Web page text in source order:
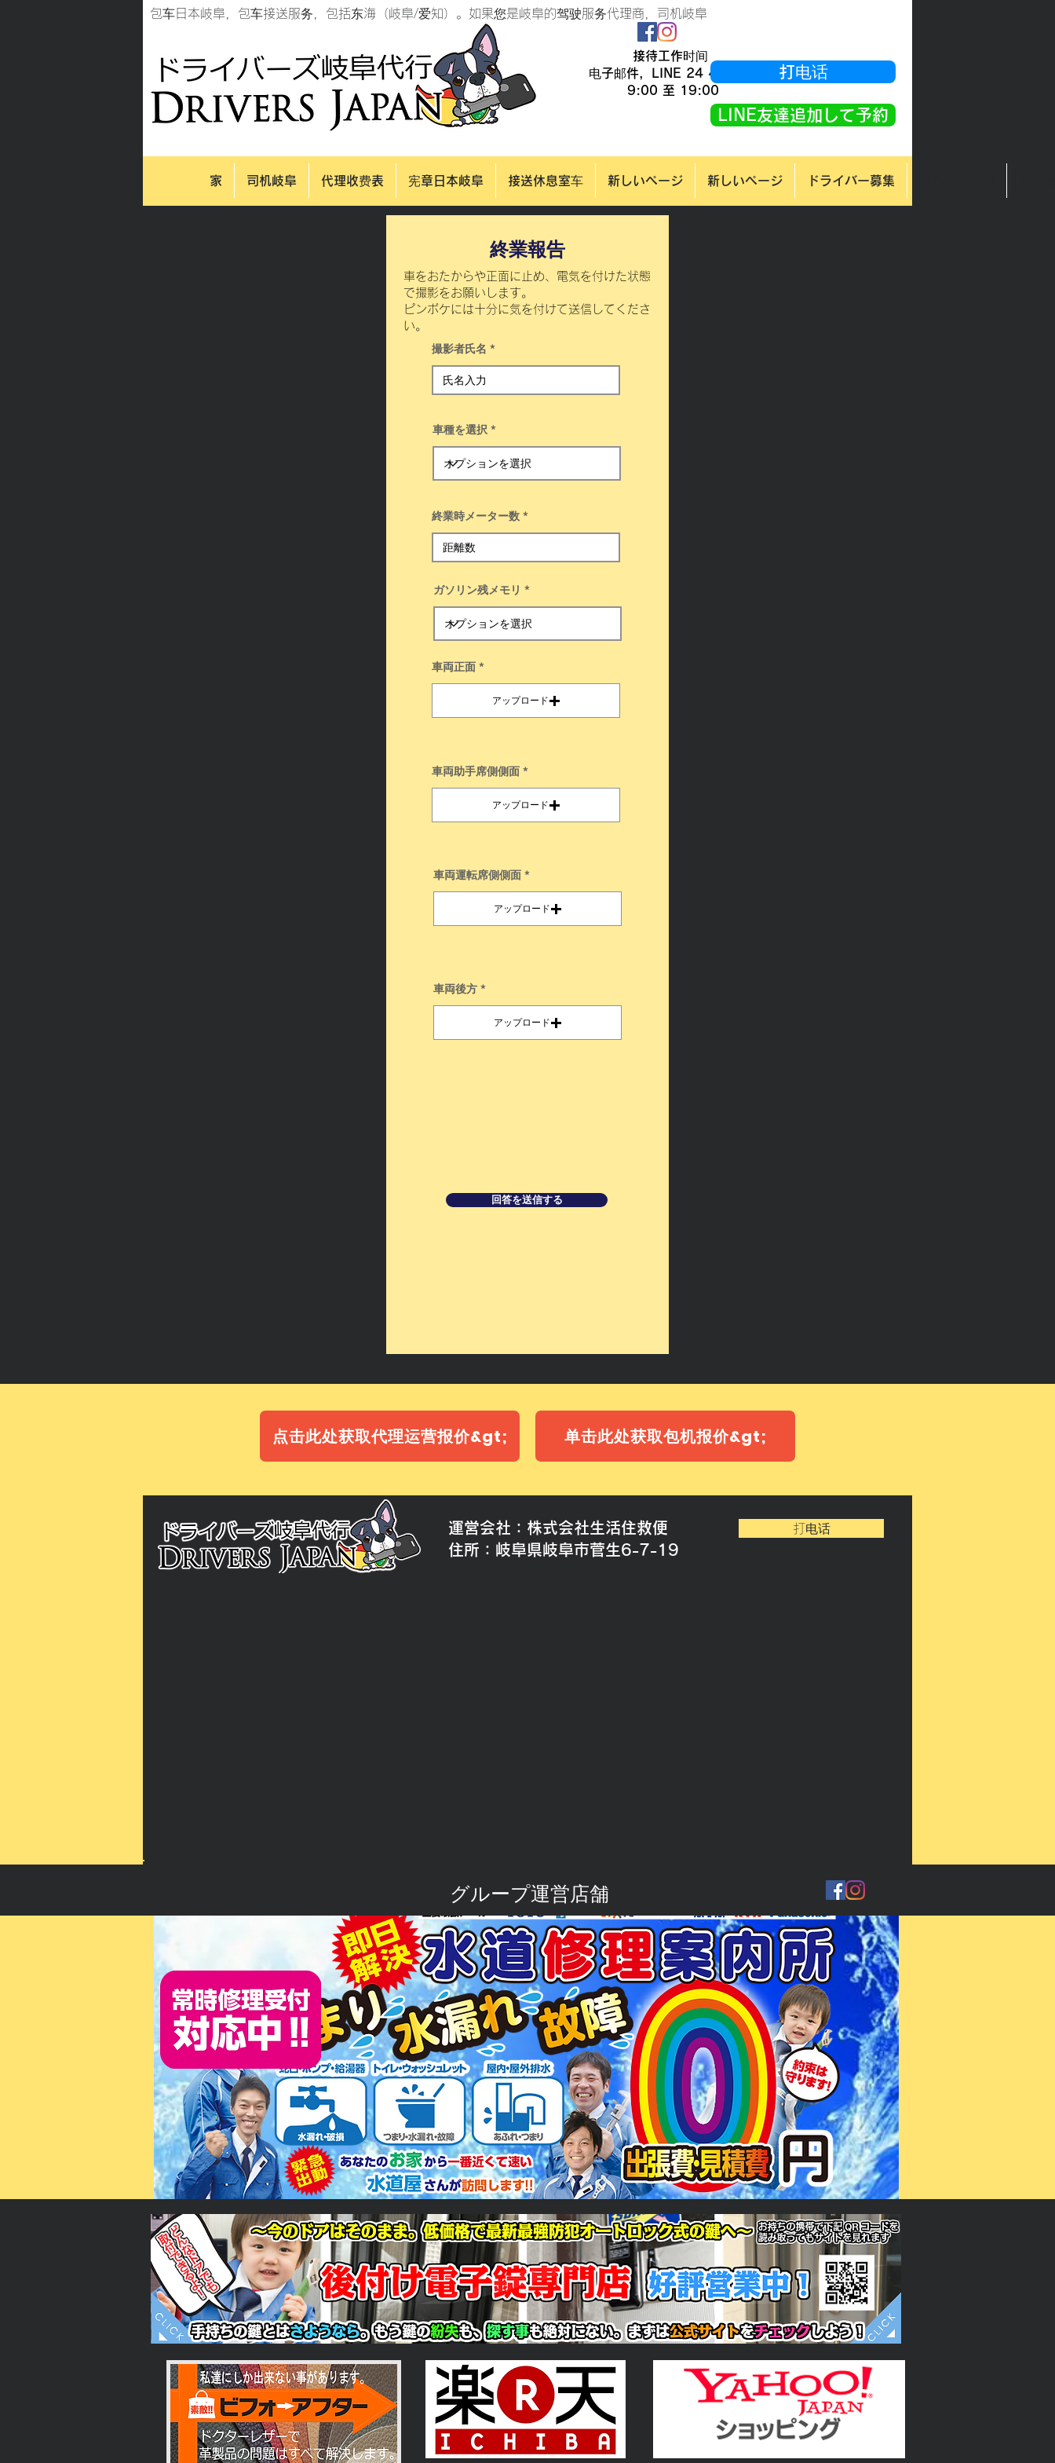
包车日本岐阜，包车接送服务，包括东海（岐阜/爱知）。如果您是岐阜的驾驶服务代理商，司机岐阜
接待工作时间
电子邮件，LINE 24 小时 OK
9:00 至 19:00
打电话
LINE友達追加して予約
家 司机岐阜 代理收费表 宪章日本岐阜 接送休息室车 新しいページ 新しいページ ドライバー募集
​終業報告
車をおたからや正面に止め、電気を付けた状態
で撮影をお願いします。
​ピンボケには十分に気を付けて送信してくださ
い。
撮影者氏名
車種を選択
終業時メーター数
ガソリン残メモリ
車両正面
アップロード
車両助手席側側面
アップロード
車両運転席側側面
アップロード
車両後方
アップロード
回答を送信する
点击此处获取代理运营报价&gt; 单击此处获取包机报价&gt;
運営会社：株式会社生活住救便
​住所：岐阜県岐阜市菅生6-7-19
打电话
​グループ運営店舗